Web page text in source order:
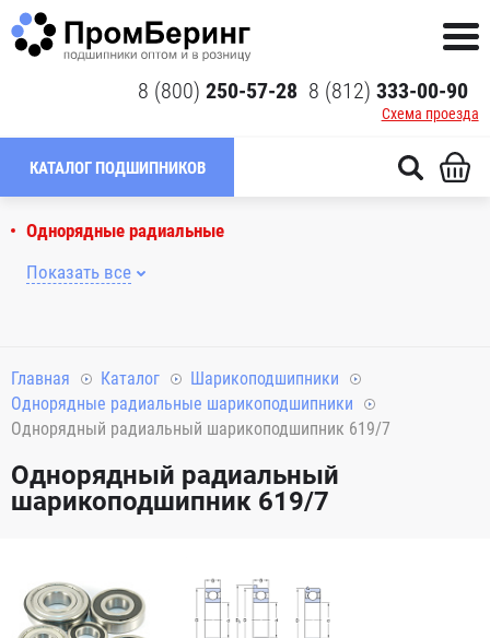
8 (800) 250-57-28 8 (812) 333-00-90
Схема проезда
КАТАЛОГ ПОДШИПНИКОВ
Однорядные радиальные
Показать все
Главная Каталог
Шарикоподшипники
Однорядные радиальные шарикоподшипники
Однорядный радиальный шарикоподшипник 619/7
Однорядный радиальный
шарикоподшипник 619/7